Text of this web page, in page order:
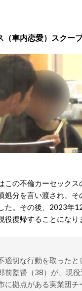
（車内恋愛）スクー
この不倫カーセックス
処分を言い渡され、
た。その後、2023年
役復帰することになり
適切な行動を取ったと
前監督（38）が、現
に拠点がある実業団チ